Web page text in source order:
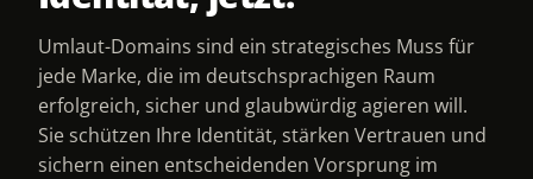
Umlaut-Domains sind ein strategisches Muss für
jede Marke, die im deutschsprachigen Raum
erfolgreich, sicher und glaubwürdig agieren will.
Sie schützen Ihre Identität, stärken Vertrauen und
sichern einen entscheidenden Vorsprung im